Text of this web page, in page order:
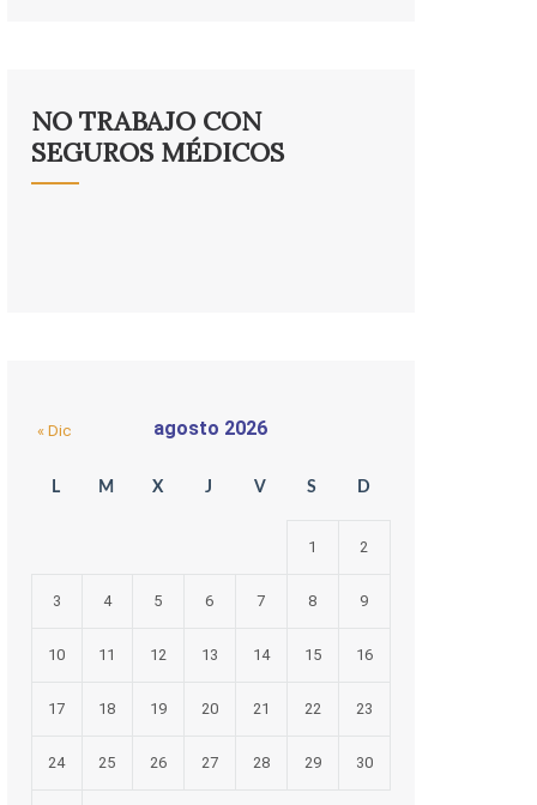
NO TRABAJO CON
SEGUROS MÉDICOS
agosto 2026
L M X J V S D
1 2
3 4 5 6 7 8 9
10 11 12 13 14 15 16
17 18 19 20 21 22 23
24 25 26 27 28 29 30
« Dic